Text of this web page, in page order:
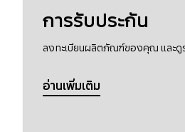
การรับประกัน
ลงทะเบียนผลิตภัณฑ์ของคุณ และดู
อ่านเพิ่มเติม